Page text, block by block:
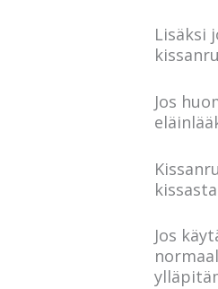
Lisäksi
Jos
Jos